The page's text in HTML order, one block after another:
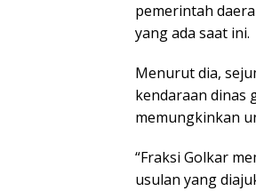
pemerintah
yang ada saat ini.
Menurut dia,
kendaraan dinas
memungkinkan
“Fraksi Golkar
usulan yang